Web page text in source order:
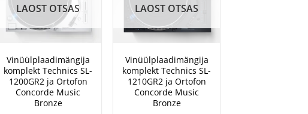
+
LAOST OTSAS
Vinüülplaadimängija
komplekt Technics SL-
1200GR2 ja Ortofon
Concorde Music
Bronze
+
LAOST OTSAS
Vinüülplaadimängija
komplekt Technics SL-
1210GR2 ja Ortofon
Concorde Music
Bronze